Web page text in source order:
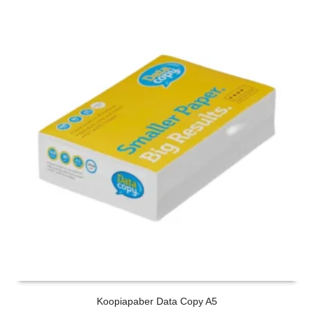
Koopiapaber Data Copy A5